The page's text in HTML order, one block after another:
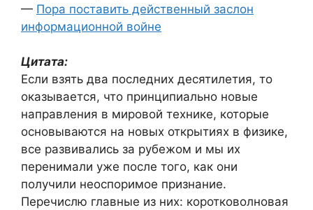
— Пора поставить действенный заслон
информационной войне
Цитата:
Если взять два последних десятилетия, то
оказывается, что принципиально новые
направления в мировой технике, которые
основываются на новых открытиях в физике,
все развивались за рубежом и мы их
перенимали уже после того, как они
получили неоспоримое признание.
Перечислю главные из них: коротковолновая